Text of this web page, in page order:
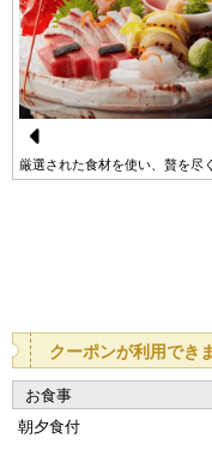
Pr
厳選された食材を使い、贅を
クーポンが利用でき
お食事
朝夕食付